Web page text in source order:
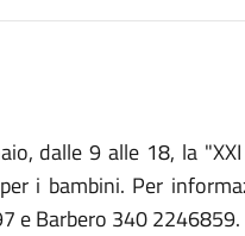
dalle 9 alle 18, la
i bambini. Per
e Barbero 340 2246859.